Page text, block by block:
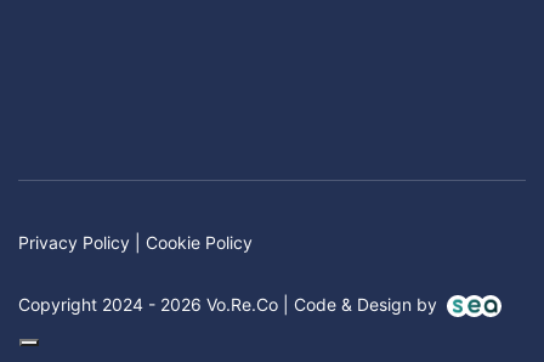
Privacy Policy Cookie Policy
Copyright 2024 - 2026 Vo.Re.Co | Code & Design by